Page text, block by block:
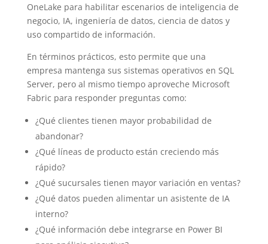
OneLake para habilitar escenarios de inteligencia de
negocio, IA, ingeniería de datos, ciencia de datos y
uso compartido de información.
En términos prácticos, esto permite que una
empresa mantenga sus sistemas operativos en SQL
Server, pero al mismo tiempo aproveche Microsoft
Fabric para responder preguntas como:
¿Qué clientes tienen mayor probabilidad de
abandonar?
¿Qué líneas de producto están creciendo más
rápido?
¿Qué sucursales tienen mayor variación en ventas?
¿Qué datos pueden alimentar un asistente de IA
interno?
¿Qué información debe integrarse en Power BI